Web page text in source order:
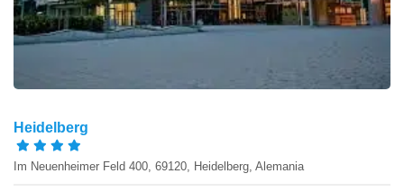
Heidelberg
Im Neuenheimer Feld 400, 69120, Heidelberg, Alemania